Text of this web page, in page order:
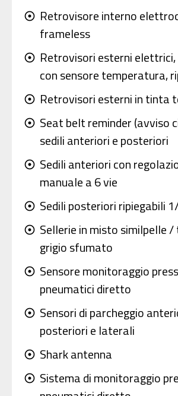
adjust Retrovisore interno
frameless
adjust Retrovisori esterni
con sensore temperatura,
adjust Retrovisori esterni in tinta
adjust Seat belt reminder (avviso
sedili anteriori e posteriori
adjust Sedili anteriori con
manuale a 6 vie
adjust Sedili posteriori ripiegabili
adjust Sellerie in misto similpelle
grigio sfumato
adjust Sensore monitoraggio
pneumatici diretto
adjust Sensori di parcheggio
posteriori e laterali
adjust Shark antenna
adjust Sistema di monitoraggio